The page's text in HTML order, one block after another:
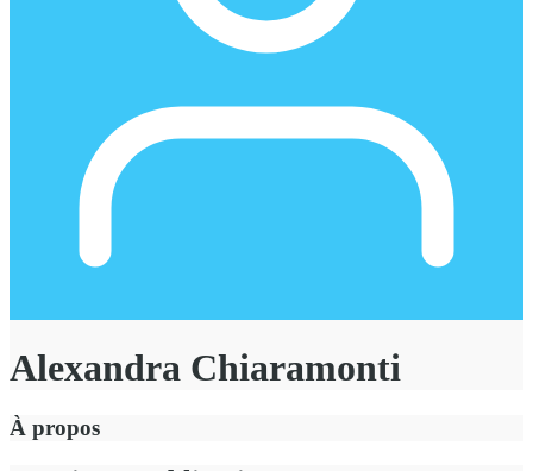
Alexandra Chiaramonti
À propos